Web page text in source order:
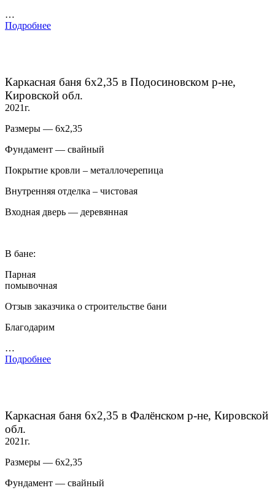
…
Подробнее
Каркасная баня 6х2,35 в Подосиновском р-не,
Кировской обл.
2021г.
Размеры — 6х2,35
Фундамент — свайный
Покрытие кровли – металлочерепица
Внутренняя отделка – чистовая
Входная дверь — деревянная
В бане:
Парная
помывочная
Отзыв заказчика о строительстве бани
Благодарим
…
Подробнее
Каркасная баня 6х2,35 в Фалёнском р-не, Кировской
обл.
2021г.
Размеры — 6х2,35
Фундамент — свайный